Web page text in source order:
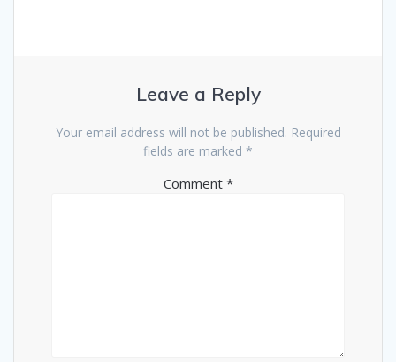
Leave a Reply
Your email address will not be published. Required
fields are marked *
Comment *